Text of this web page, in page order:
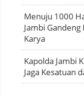
Menuju 1000
Jambi
Karya
Kapolda Jambi
Jaga Kesatuan